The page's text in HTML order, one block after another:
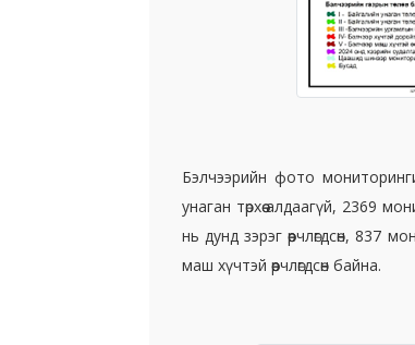
Бэлчээрийн фото
унаган төрхөө алдаагүй, 2369
нь дунд зэрэг өөрчлөгдсөн, 837
маш хүчтэй өөрчлөгдсөн байна.